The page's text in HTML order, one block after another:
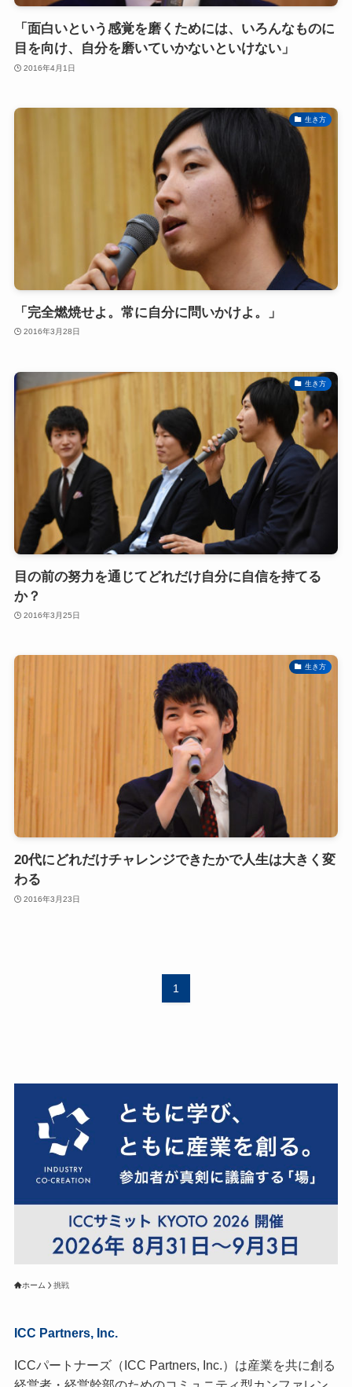
「面白いという感覚を磨くためには、いろんなものに
目を向け、自分を磨いていかないといけない」
2016年4月1日
生き方
「完全燃焼せよ。常に自分に問いかけよ。」
2016年3月28日
生き方
目の前の努力を通じてどれだけ自分に自信を持てる
か？
2016年3月25日
生き方
20代にどれだけチャレンジできたかで人生は大きく変
わる
2016年3月23日
1
ホーム 挑戦
ICC Partners, Inc.
ICCパートナーズ（ICC Partners, Inc.）は産業を共に創る